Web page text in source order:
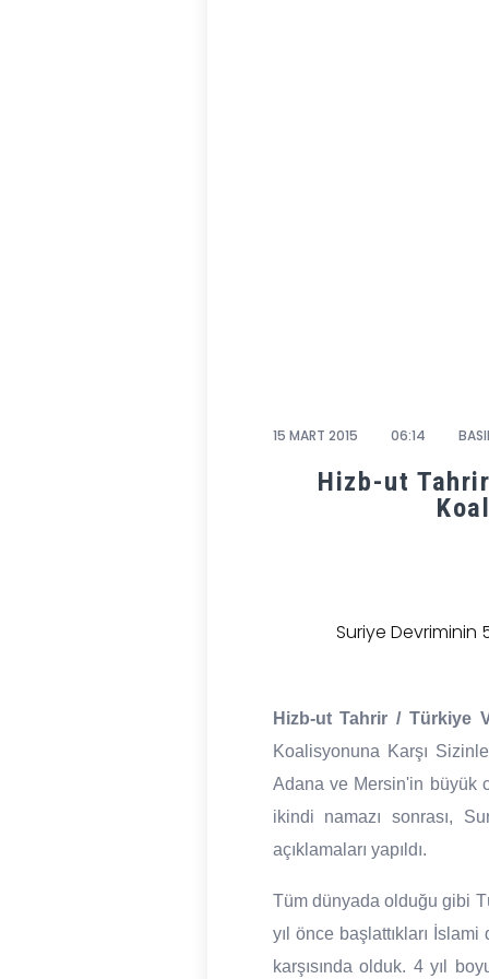
15 MART 2015 06:14
Hizb-ut
Suriye Devriminin
Hizb-ut Tahrir / Türkiye
Koalisyonuna Karşı
Adana ve Mersin'in büyük
ikindi namazı sonrası,
açıklamaları yapıldı.
Tüm dünyada olduğu gibi
yıl önce başlattıkları
karşısında olduk. 4 yıl